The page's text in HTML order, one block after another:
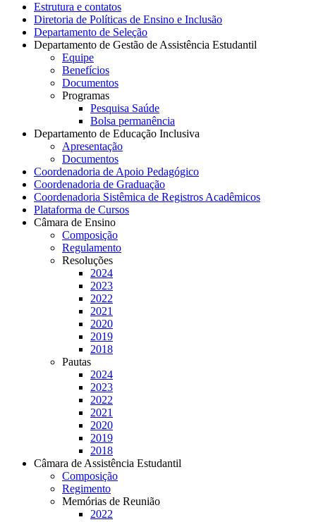
Estrutura e contatos
Diretoria de Políticas de Ensino e Inclusão
Departamento de Seleção
Departamento de Gestão de Assistência Estudantil
Equipe
Benefícios
Documentos
Programas
Pesquisa Saúde
Bolsa permanência
Departamento de Educação Inclusiva
Apresentação
Documentos
Coordenadoria de Apoio Pedagógico
Coordenadoria de Graduação
Coordenadoria Sistêmica de Registros Acadêmicos
Plataforma de Cursos
Câmara de Ensino
Composição
Regulamento
Resoluções
2024
2023
2022
2021
2020
2019
2018
Pautas
2024
2023
2022
2021
2020
2019
2018
Câmara de Assistência Estudantil
Composição
Regimento
Memórias de Reunião
2022